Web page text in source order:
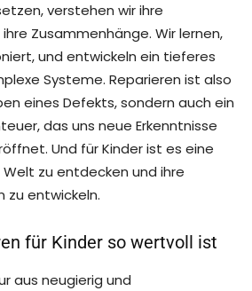
verstehen wir ihre
Zusammenhänge. Wir lernen,
und entwickeln ein tieferes
Systeme. Reparieren ist also
eines Defekts, sondern auch ein
das uns neue Erkenntnisse
Und für Kinder ist es eine
zu entdecken und ihre
zu entwickeln.
für Kinder so wertvoll ist
aus neugierig und